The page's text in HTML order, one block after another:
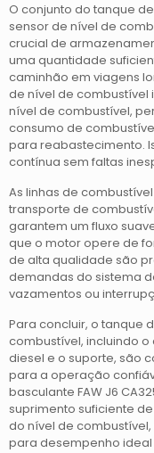
O conjunto do tanque
sensor de nível de
crucial de
uma quantidade
caminhão em viagens
de nível de combustível
nível de combustível,
consumo de
para reabastecimento.
contínua sem faltas
As linhas de
transporte de
garantem um fluxo
que o motor opere de
de alta qualidade são
demandas do sistema
vazamentos ou
Para concluir, o tanque
combustível, incluindo
diesel e o suporte, são
para a operação
basculante FAW J6
suprimento suficiente
do nível de
para desempenho